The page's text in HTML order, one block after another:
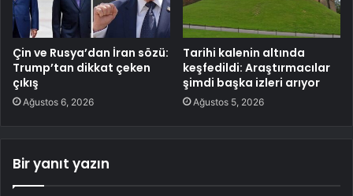
Çin ve Rusya’dan İran sözü:
Trump’tan dikkat çeken
çıkış
Ağustos 6, 2026
Tarihi kalenin altında
keşfedildi: Araştırmacılar
şimdi başka izleri arıyor
Ağustos 5, 2026
Bir yanıt yazın